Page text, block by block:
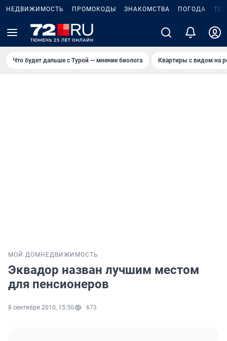
НЕДВИЖИМОСТЬ ПРОМОКОДЫ ЗНАКОМСТВА ПОГОДА
Что будет дальше с Турой — мнение биолога Квартиры с видом на
МОЙ ДОМ НЕДВИЖИМОСТЬ
Эквадор назван лучшим местом
для пенсионеров
8 сентября 2010, 15:50 673